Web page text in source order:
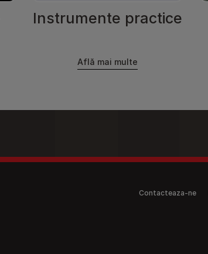
Instrumente practice
Află mai multe
Contacteaza-ne